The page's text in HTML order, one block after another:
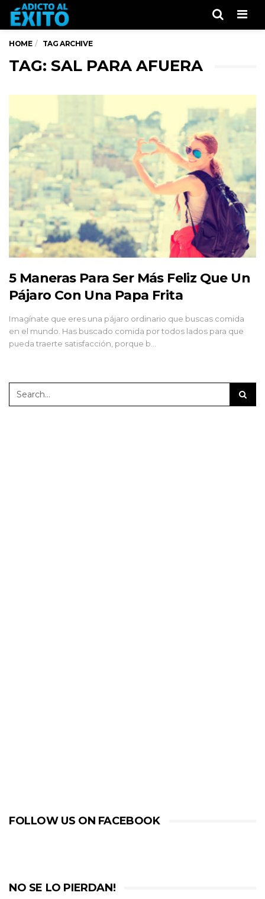
HOME TAG ARCHIVE
TAG: SAL PARA AFUERA
5 Maneras Para Ser Más Feliz Que Un
Pájaro Con Una Papa Frita
Imagínate que eres una pájaro ordinario que buscas comida
en el mundo. Has buscado comida por todos lados para que
pueda traerte satisfacción, porque b…
FOLLOW US ON FACEBOOK
NO SE LO PIERDAN!